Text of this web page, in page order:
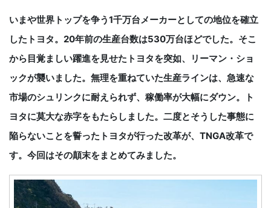
いまや世界トップを争う1千万台メーカーとしての地位を確立
したトヨタ。20年前の生産台数は530万台ほどでした。そこ
から目覚ましい躍進を見せたトヨタを突如、リーマン・ショ
ックが襲いました。無理を重ねていた生産ラインは、急速な
市場のシュリンクに耐えられず、稼働率が大幅にダウン。ト
ヨタに莫大な赤字をもたらしました。二度とそうした事態に
陥らないことを誓ったトヨタが行った改革が、TNGA改革で
す。今回はその顛末をまとめてみました。